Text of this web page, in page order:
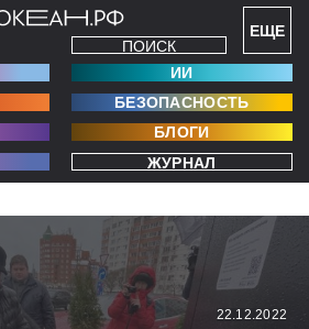
ЕЩЕ
ПОИСК
ИИ
БЕЗОПАСНОСТЬ
БЛОГИ
ЖУРНАЛ
22.12.2022